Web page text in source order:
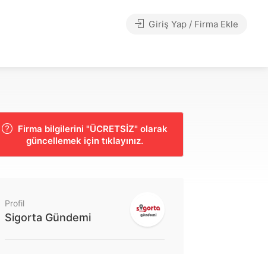
Giriş Yap / Firma Ekle
Firma bilgilerini "ÜCRETSİZ" olarak
güncellemek için tıklayınız.
Profil
Sigorta Gündemi